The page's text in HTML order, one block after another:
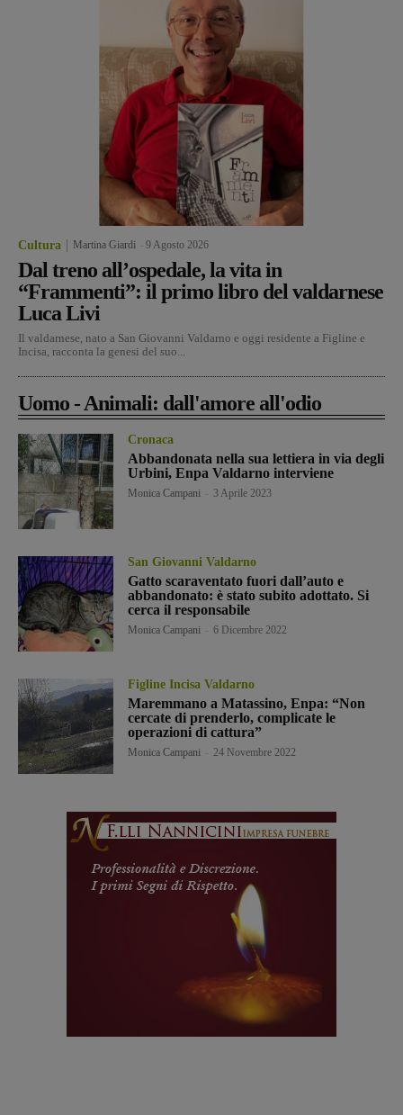
Cultura Martina Giardi 9 Agosto 2026
Dal treno all’ospedale, la vita in
“Frammenti”: il primo libro del valdarnese
Luca Livi
Il valdarnese, nato a San Giovanni Valdarno e oggi residente a Figline e
Incisa, racconta la genesi del suo...
Uomo - Animali: dall'amore all'odio
Cronaca
Abbandonata nella sua lettiera in via degli
Urbini, Enpa Valdarno interviene
Monica Campani 3 Aprile 2023
San Giovanni Valdarno
Gatto scaraventato fuori dall’auto e
abbandonato: è stato subito adottato. Si
cerca il responsabile
Monica Campani 6 Dicembre 2022
Figline Incisa Valdarno
Maremmano a Matassino, Enpa: “Non
cercate di prenderlo, complicate le
operazioni di cattura”
Monica Campani 24 Novembre 2022